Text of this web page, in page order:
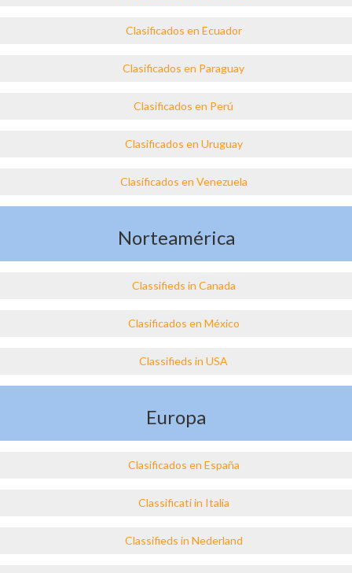
Clasificados en Ecuador
Clasificados en Paraguay
Clasificados en Perú
Clasificados en Uruguay
Clasificados en Venezuela
Norteamérica
Classifieds in Canada
Clasificados en México
Classifieds in USA
Europa
Clasificados en España
Classificati in Italia
Classifieds in Nederland